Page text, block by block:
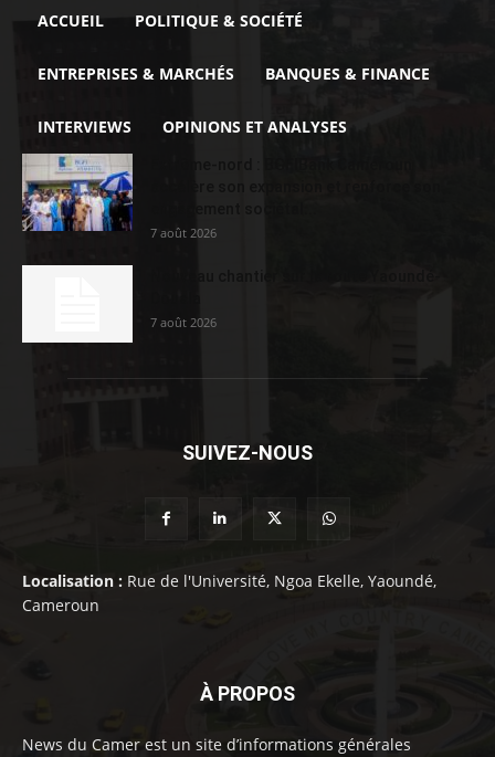
ACCUEIL POLITIQUE & SOCIÉTÉ
ENTREPRISES & MARCHÉS BANQUES & FINANCE
INTERVIEWS OPINIONS ET ANALYSES
7 août 2026
7 août 2026
SUIVEZ-NOUS
Localisation : Rue de l'Université, Ngoa Ekelle, Yaoundé,
Cameroun
À PROPOS
News du Camer est un site d’informations générales